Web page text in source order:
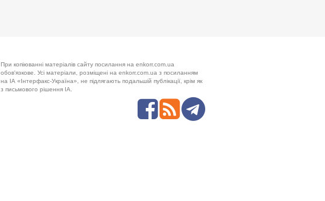
При копіюванні матеріалів сайту посилання на enkorr.com.ua
обов'язкове. Усі матеріали, розміщені на enkorr.com.ua з посиланням
на ІА «Інтерфакс-Україна», не підлягають подальшій публікації, крім як
з письмового рішення ІА.